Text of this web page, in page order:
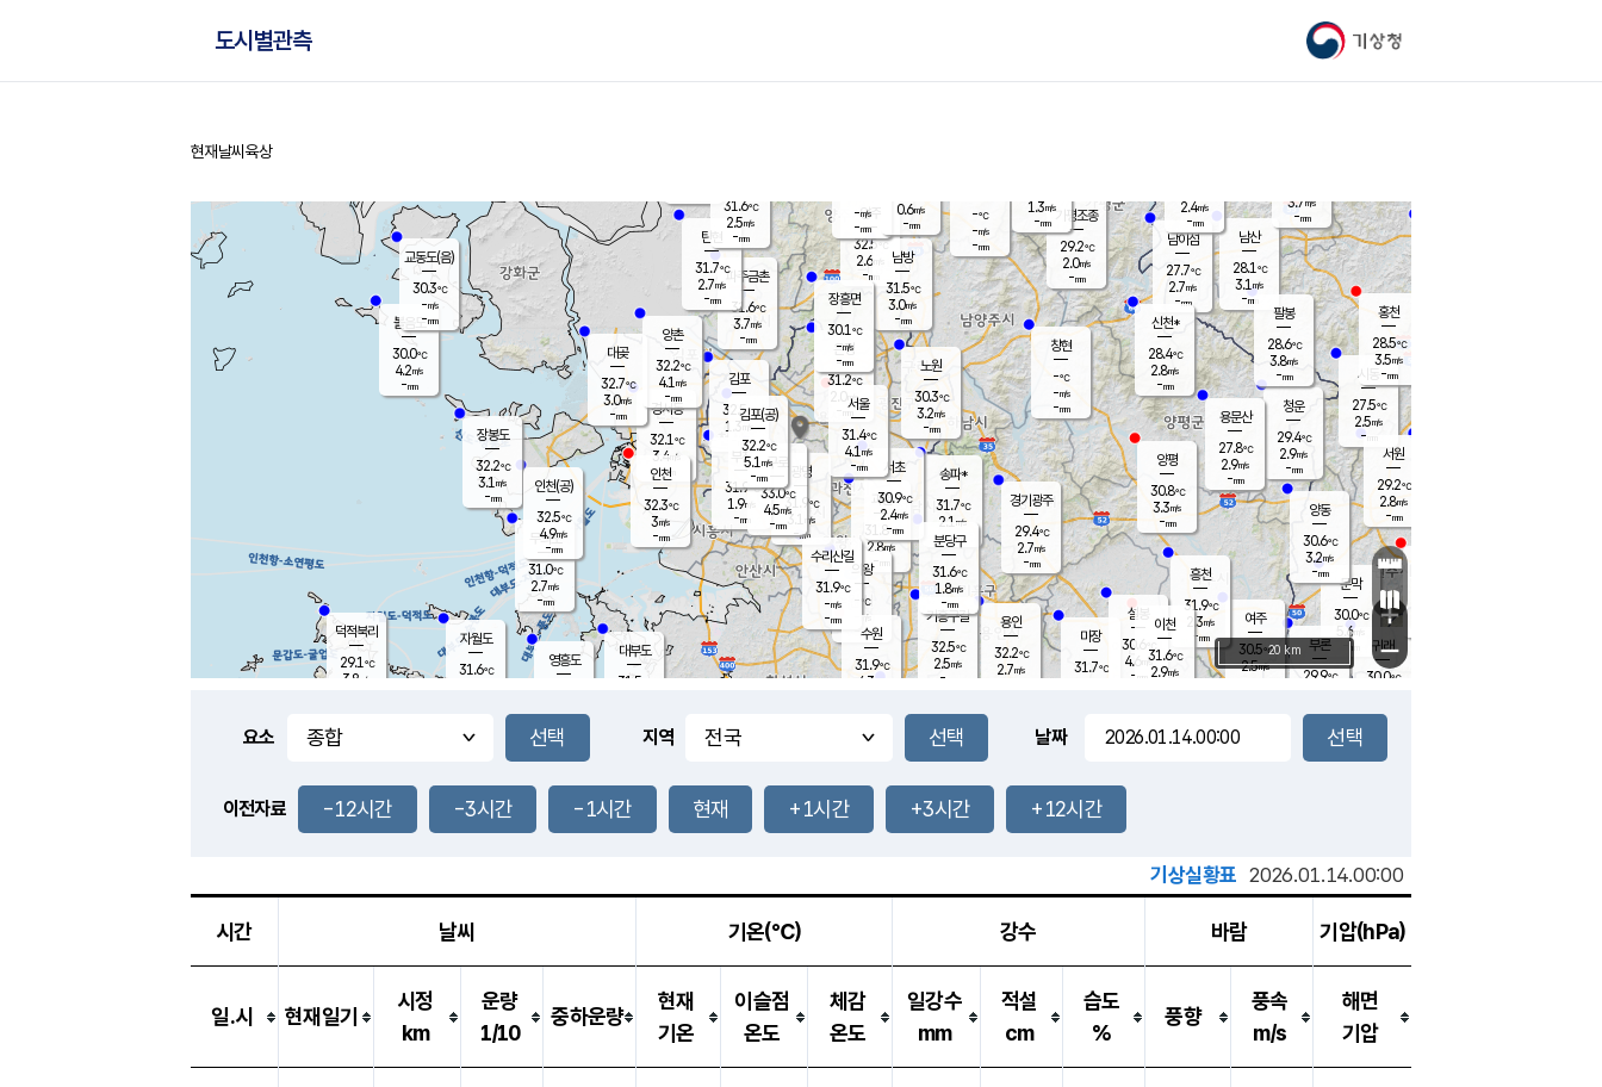
기상청
도시별관측
홈
현재날씨 육상
풍도
3.1m/s
문막
30.0℃
5.6m/s
mm
남이섬
27.7℃
2.7m/s
-mm
무의도
31.0℃
2.7m/s
-mm
영흥도
볼음도
30.0℃
4.2m/s
-mm
자월도
31.6℃
양주
32.5℃
2.6
-mm
부론
29.9℃
과천
31.8℃
2.8m/s
- mm
남산
28.1℃
3.1 m/s
-mm
장봉도
32.2℃
3.1 m/s
-mm
-mm
청운
29.4℃
2.9m/s
-mm
팔봉
28.6℃
3.8m/s
-mm
-mm
용인
32.2℃
2.7m/s
여주
30.5℃
2.5m/s
양동
30.6℃
3.2m/s
-mm
경기광주
29.4℃
2.7m/s
-mm
장호원
2.4m/s
-mm
31.1
℃
대부도
31.5
-
경서동
32.1℃
3.4 m/s
-mm
파주금촌
31.6℃
3.7m/s
-mm
가평조종
29.2℃
2.0m/s
-mm
-℃
-m/s
-mm
대곶
32.7℃
3.0m/s
-mm
신천*
28.4℃
2.8m/s
-mm
창현
-℃
-m/s
-mm
탄현
31.7℃
2.7m/s
-mm
1.3m/s
-mm
32.3℃
2.2m/s
-mm
흥천
31.9℃
2.3m/s
-mm
마장
31.7℃
의왕
- ℃
m/s
mm
김포
32.5℃
1.3 m/s
mm
설봉
30.6
4.6 m/s
- mm
광명
31.9 ℃
3.1 m/s
-mm
부천
31.9℃
1.9m/s
-mm
-mm
양촌
32.2℃
4.1 m/s
-mm
구로
33.0℃
4.5m/s
-mm
은평
31.2℃
2.0 m/s
- mm
노원
30.3℃
3.2m/s
-mm
송파*
31.7℃
2.1 m/s
-mm
서초
30.9℃
2.4m/s
-mm
남방
31.5℃
3.0m/s
-mm
기흥구갈
32.5℃
2.5m/s
-
수리산길
31.9℃
-m/s
-mm
분당구
31.6℃
1.8m/s
-mm
장흥면
30.1℃
-m/s
-mm
-m/s
-mm
시동
27.5℃
2.5m/s
- mm
귀래
30.0℃
서원
29.2℃
2.8m/s
-mm
용문산
27.8℃
2.9m/s
-mm
덕적북리
29.1℃
3.8 m/s
인천(공)
32.5℃
4.9m/s
-mm
김포(공)
32.2℃
5.1 m/s
-mm
교동도(음)
30.3℃
-m/s
-mm
홍천
28.5℃
3.5m/s
-mm
이천
31.6℃
2.9m/s
양평
30.8℃
3.3m/s
-mm
수원
31.9℃
4.3 m/s
인천
32.3℃
3m/s
-mm
서울
31.4℃
4.1 m/s
-mm
3.7 m/s
-mm
31.6℃
2.5m/s
-mm
0.6m/s
-mm
+
−
20 km
요소 지역 날짜
이전자료 -12시간 -3시간 -1시간 현재 +1시간 +3시간 +12시간
기상실황표 2026.01.14.00:00
시간 날씨 기온(℃) 강수 바람 기압(hPa)
일.시 현재일기
시정
km
운량
1/10
중하운량
현재
기온
이슬점
온도
체감
온도
일강수
mm
적설
cm
습도
%
풍향
풍속
m/s
해면
기압